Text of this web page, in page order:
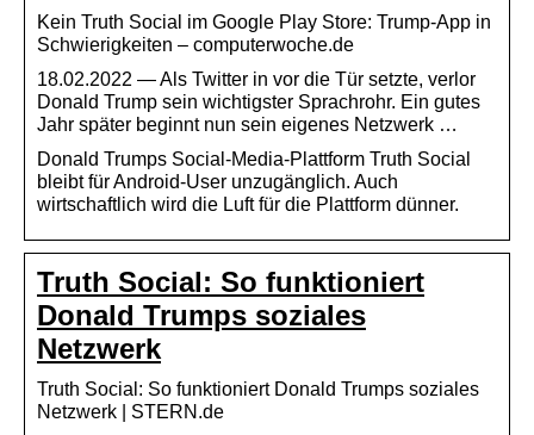
Kein Truth Social im Google Play Store: Trump-App in
Schwierigkeiten – computerwoche.de
18.02.2022 — Als Twitter in vor die Tür setzte, verlor
Donald Trump sein wichtigster Sprachrohr. Ein gutes
Jahr später beginnt nun sein eigenes Netzwerk …
Donald Trumps Social-Media-Plattform Truth Social
bleibt für Android-User unzugänglich. Auch
wirtschaftlich wird die Luft für die Plattform dünner.
Truth Social: So funktioniert
Donald Trumps soziales
Netzwerk
Truth Social: So funktioniert Donald Trumps soziales
Netzwerk | STERN.de